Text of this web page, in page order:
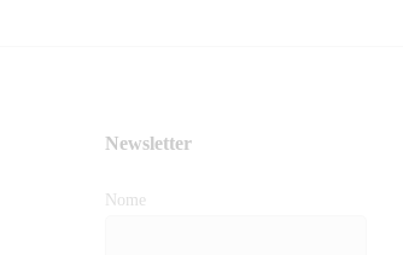
Newsletter
Nome